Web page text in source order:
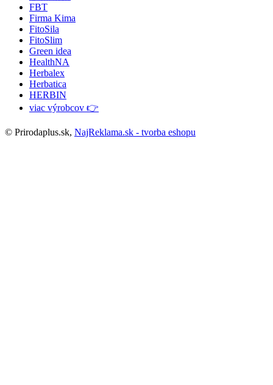
FBT
Firma Kima
FitoSila
FitoSlim
Green idea
HealthNA
Herbalex
Herbatica
HERBIN
viac výrobcov 👉
© Prirodaplus.sk, NajReklama.sk - tvorba eshopu